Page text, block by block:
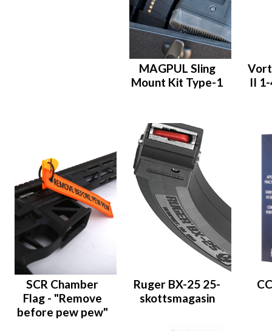
MAGPUL Sling
Mount Kit Type-1
II
SCR Chamber
Flag - "Remove
before pew pew"
Ruger BX-25 25-
skottsmagasin